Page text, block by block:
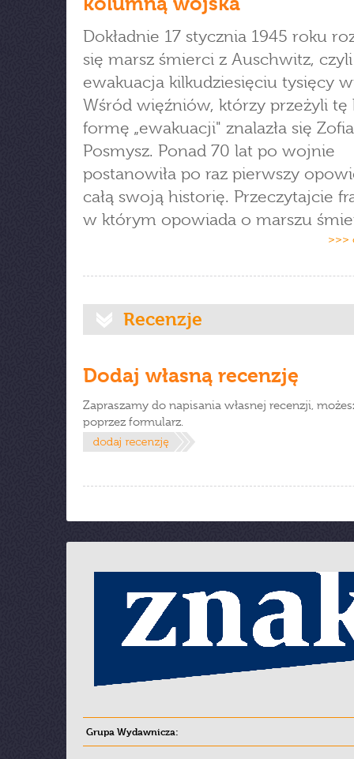
Dokładnie 17 stycznia 1945 roku
się marsz śmierci z Auschwitz, czyli
ewakuacja kilkudziesięciu tysięcy
Wśród więźniów, którzy przeżyli tę
formę „ewakuacji" znalazła się Zofia
Posmysz. Ponad 70 lat po wojnie
postanowiła po raz pierwszy
całą swoją historię. Przeczytajcie
w którym opowiada o marszu
>>>
Recenzje
Dodaj własną recenzję
Zapraszamy do napisania własnej recenzji,
poprzez formularz.
Grupa Wydawnicza: